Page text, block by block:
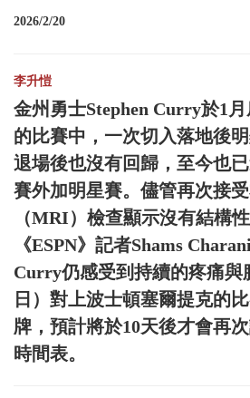
2026/2/20
李升愷
金州勇士Stephen Curry於1
的比賽中，一次切入落地後
退場後也沒有回歸，至今也
賽外加明星賽。儘管再次接
（MRI）檢查顯示沒有結構
《ESPN》記者Shams
Curry仍感受到持續的疼痛與
日）對上波士頓塞爾提克的
牌，預計將於10天後才會再
時間表。